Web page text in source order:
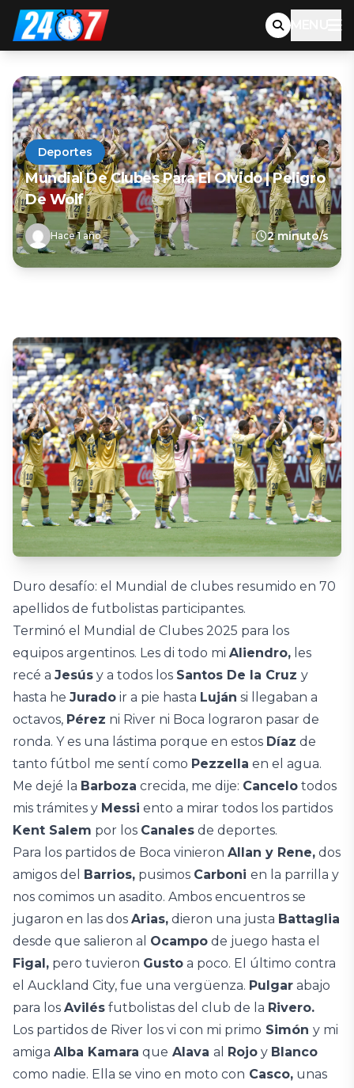
MENU
Deportes
Mundial De Clubes Para El Olvido | Peligro
De Wolf
Hace 1 año 2 minuto/s
Duro desafío: el Mundial de clubes resumido en 70
apellidos de futbolistas participantes.
Terminó el Mundial de Clubes 2025 para los
equipos argentinos. Les di todo mi Aliendro, les
recé a Jesús y a todos los Santos De la Cruz y
hasta he Jurado ir a pie hasta Luján si llegaban a
octavos, Pérez ni River ni Boca lograron pasar de
ronda. Y es una lástima porque en estos Díaz de
tanto fútbol me sentí como Pezzella en el agua.
Me dejé la Barboza crecida, me dije: Cancelo todos
mis trámites y Messi ento a mirar todos los partidos
Kent Salem por los Canales de deportes.
Para los partidos de Boca vinieron Allan y Rene, dos
amigos del
Barrios, pusimos Carboni en la parrilla y
nos comimos un asadito. Ambos encuentros se
jugaron en las dos Arias, dieron una justa Battaglia
desde que salieron al Ocampo de juego hasta el
Figal, pero tuvieron Gusto a poco. El último contra
el Auckland City, fue una vergüenza. Pulgar abajo
para los Avilés futbolistas del club de la Rivero.
Los partidos de River los vi con mi primo Simón y mi
amiga Alba Kamara que Alava al Rojo y Blanco
como nadie. Ella se vino en moto con Casco, unas